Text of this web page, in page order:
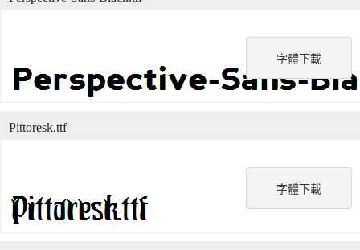
字體下載
字體下載
Pittoresk.ttf